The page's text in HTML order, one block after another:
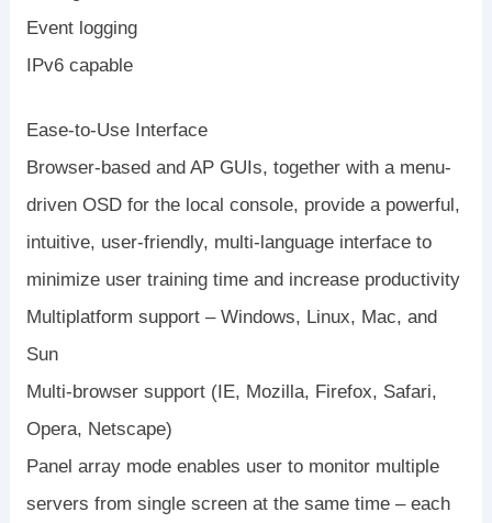
Event logging
IPv6 capable
Ease-to-Use Interface
Browser-based and AP GUIs, together with a menu-
driven OSD for the local console, provide a powerful,
intuitive, user-friendly, multi-language interface to
minimize user training time and increase productivity
Multiplatform support – Windows, Linux, Mac, and
Sun
Multi-browser support (IE, Mozilla, Firefox, Safari,
Opera, Netscape)
Panel array mode enables user to monitor multiple
servers from single screen at the same time – each